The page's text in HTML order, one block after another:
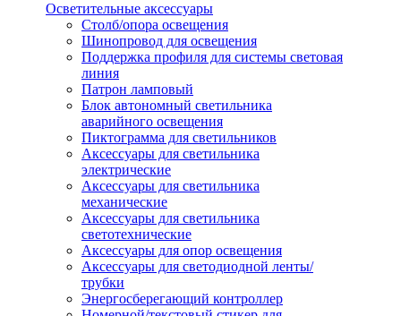
Осветительные аксессуары
Столб/опора освещения
Шинопровод для освещения
Поддержка профиля для системы световая
линия
Патрон ламповый
Блок автономный светильника
аварийного освещения
Пиктограмма для светильников
Аксессуары для светильника
электрические
Аксессуары для светильника
механические
Аксессуары для светильника
светотехнические
Аксессуары для опор освещения
Аксессуары для светодиодной ленты/
трубки
Энергосберегающий контроллер